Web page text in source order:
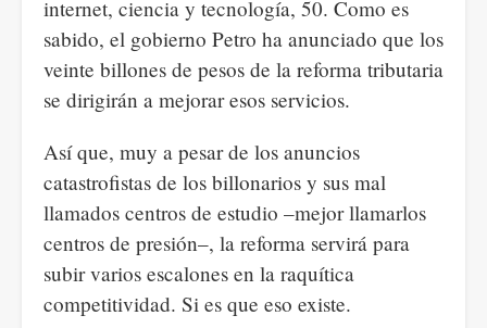
internet, ciencia y tecnología, 50. Como es
sabido, el gobierno Petro ha anunciado que los
veinte billones de pesos de la reforma tributaria
se dirigirán a mejorar esos servicios.
Así que, muy a pesar de los anuncios
catastrofistas de los billonarios y sus mal
llamados centros de estudio –mejor llamarlos
centros de presión–, la reforma servirá para
subir varios escalones en la raquítica
competitividad. Si es que eso existe.